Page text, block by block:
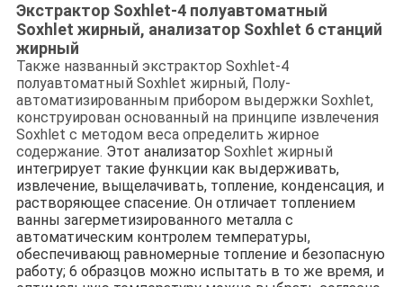
Экстрактор Soxhlet-4 полуавтоматный
Soxhlet жирный, анализатор Soxhlet 6 станций
жирный
Также названный экстрактор Soxhlet-4
полуавтоматный Soxhlet жирный, Полу-
автоматизированным прибором выдержки Soxhlet,
конструирован основанный на принципе извлечения
Soxhlet с методом веса определить жирное
содержание. Этот анализатор Soxhlet жирный
интегрирует такие функции как выдерживать,
извлечение, выщелачивать, топление, конденсация, и
растворяющее спасение. Он отличает топлением
ванны загерметизированного металла с
автоматическим контролем температуры,
обеспечивающ равномерные топление и безопасную
работу; 6 образцов можно испытать в то же время, и